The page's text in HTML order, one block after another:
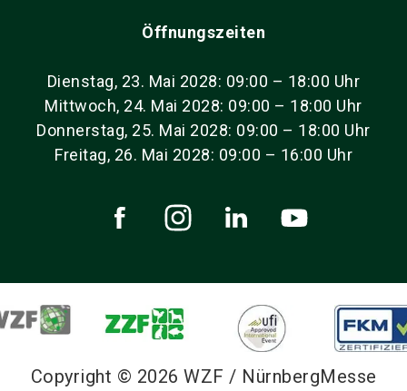
Öffnungszeiten
Dienstag, 23. Mai 2028: 09:00 – 18:00 Uhr
Mittwoch, 24. Mai 2028: 09:00 – 18:00 Uhr
Donnerstag, 25. Mai 2028: 09:00 – 18:00 Uhr
Freitag, 26. Mai 2028: 09:00 – 16:00 Uhr
Copyright © 2026 WZF / NürnbergMesse